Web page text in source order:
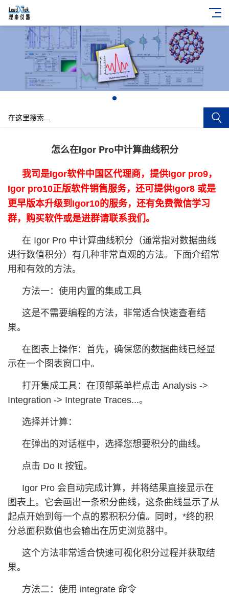
怎么在Igor Pro中计算曲线积分
我司是Igor软件中国区代理商，提供Igor pro9，
Igor pro10正版软件销售服务，还可提供Igor8 或是
更早版本升级到Igor10的服务，还有免费微信学习
群，购买软件或是进群请联系我们。
在 Igor Pro 中计算曲线积分（通常指对数据曲线
进行数值积分）有几种非常直观的方法。下面介绍常
用和有效的方法。
方法一：使用内置的集成工具
这是不需要编程的方法，非常适合快速查看结
果。
在图表上操作：首先，确保您的数据曲线已经显
示在一个图表窗口中。
打开集成工具：在顶部菜单栏点击 Analysis ->
Integration -> Integrate Traces...。
选择并计算：
在弹出的对话框中，选择您想要积分的曲线。
点击 Do It 按钮。
Igor Pro 会自动完成计算，并将结果直接显示在
图表上。它会画出一条积分曲线，这条曲线显示了从
起点开始到每一个点的累积积分值。同时，*终的积
分总面积数值也会输出在历史浏览器中。
这个方法非常适合快速可视化积分过程并获取结
果。
方法二：使用 integrate 命令